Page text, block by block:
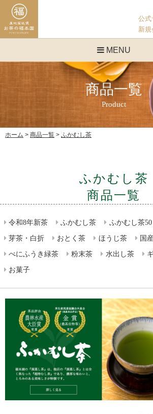
公式
新
MENU
商品一覧
ホーム 商品一覧 ふかむし茶
ふかむし茶
商品一覧
令和8年新茶 ふかむし茶 ふかむし茶50
芽茶・白折 おとく茶 ほうじ茶 国
べにふうき緑茶 粉末茶 水出し茶
お菓子